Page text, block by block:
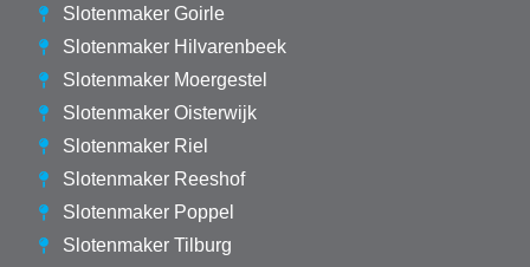
Slotenmaker Goirle
Slotenmaker Hilvarenbeek
Slotenmaker Moergestel
Slotenmaker Oisterwijk
Slotenmaker Riel
Slotenmaker Reeshof
Slotenmaker Poppel
Slotenmaker Tilburg